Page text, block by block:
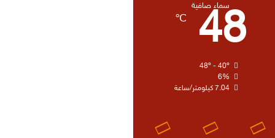
سماء صافية
48
℃
48º - 40º
6%
7.04 كيلومتر/ساعة